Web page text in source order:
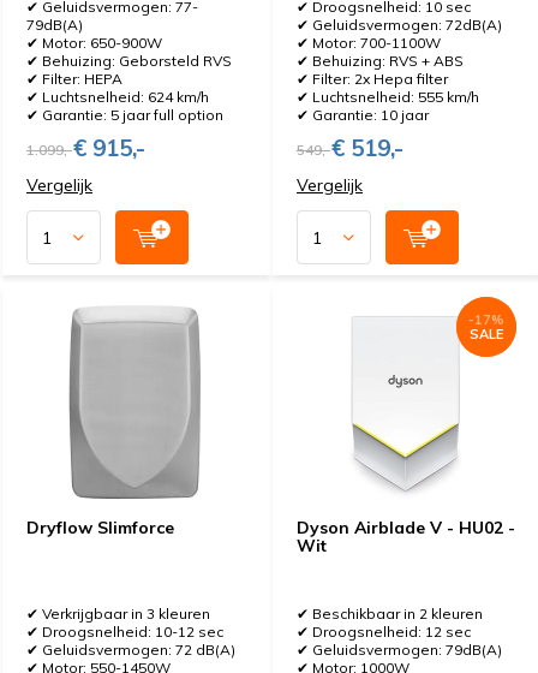
✔ Geluidsvermogen: 77-
79dB(A)
✔ Motor: 650-900W
✔ Behuizing: Geborsteld RVS
✔ Filter: HEPA
✔ Luchtsnelheid: 624 km/h
✔ Garantie: 5 jaar full option
1.099,-€ 915,-
Vergelijk
✔ Droogsnelheid: 10 sec
✔ Geluidsvermogen: 72dB(A)
✔ Motor: 700-1100W
✔ Behuizing: RVS + ABS
✔ Filter: 2x Hepa filter
✔ Luchtsnelheid: 555 km/h
✔ Garantie: 10 jaar
549,-€ 519,-
Vergelijk
Dryflow Slimforce
✔ Verkrijgbaar in 3 kleuren
✔ Droogsnelheid: 10-12 sec
✔ Geluidsvermogen: 72 dB(A)
✔ Motor: 550-1450W
Dyson Airblade V - HU02 -
Wit
✔ Beschikbaar in 2 kleuren
✔ Droogsnelheid: 12 sec
✔ Geluidsvermogen: 79dB(A)
✔ Motor: 1000W
-17%
SALE
-17%
SALE